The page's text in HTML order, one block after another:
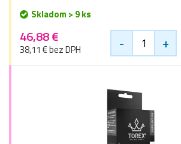
Skladom > 9 ks
46,88 €
38,11 € bez DPH - +